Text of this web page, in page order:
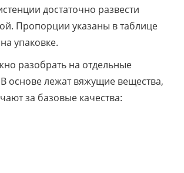
достаточно развести
Пропорции указаны в таблице
упаковке.
разобрать на отдельные
основе лежат вяжущие вещества,
за базовые качества: